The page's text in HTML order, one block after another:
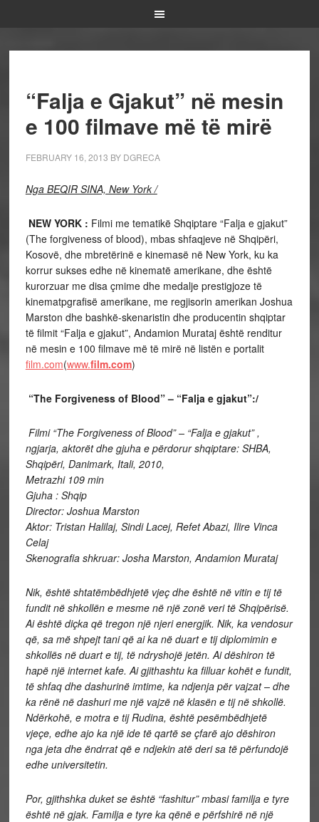
“Falja e Gjakut” në mesin
e 100 filmave më të mirë
FEBRUARY 16, 2013 BY DGRECA
Nga BEQIR SINA, New York /
NEW YORK : Filmi me tematikë Shqiptare “Falja e gjakut”
(The forgiveness of blood), mbas shfaqjeve në Shqipëri,
Kosovë, dhe mbretërinë e kinemasë në New York, ku ka
korrur sukses edhe në kinematë amerikane, dhe është
kurorzuar me disa çmime dhe medalje prestigjoze të
kinematpgrafisë amerikane, me regjisorin amerikan Joshua
Marston dhe bashkë-skenaristin dhe producentin shqiptar
të filmit “Falja e gjakut”, Andamion Murataj është renditur
në mesin e 100 filmave më të mirë në listën e portalit
film.com(www.film.com)
“The Forgiveness of Blood” – “Falja e gjakut”:/
Filmi “The Forgiveness of Blood” – “Falja e gjakut” ,
ngjarja, aktorët dhe gjuha e përdorur shqiptare: SHBA,
Shqipëri, Danimark, Itali, 2010,
Metrazhi 109 min
Gjuha : Shqip
Director: Joshua Marston
Aktor: Tristan Halilaj, Sindi Lacej, Refet Abazi, Ilire Vinca
Celaj
Skenografia shkruar: Josha Marston, Andamion Murataj
Nik, është shtatëmbëdhjetë vjeç dhe është në vitin e tij të
fundit në shkollën e mesme në një zonë veri të Shqipërisë.
Ai është diçka që tregon një njeri energjik. Nik, ka vendosur
që, sa më shpejt tani që ai ka në duart e tij diplomimin e
shkollës në duart e tij, të ndryshojë jetën. Ai dëshiron të
hapë një internet kafe. Ai gjithashtu ka filluar kohët e fundit,
të shfaq dhe dashurinë imtime, ka ndjenja për vajzat – dhe
ka rënë në dashuri me një vajzë në klasën e tij në shkollë.
Ndërkohë, e motra e tij Rudina, është pesëmbëdhjetë
vjeçe, edhe ajo ka një ide të qartë se çfarë ajo dëshiron
nga jeta dhe ëndrrat që e ndjekin atë deri sa të përfundojë
edhe universitetin.
Por, gjithshka duket se është “fashitur” mbasi familja e tyre
është në gjak. Familja e tyre ka qënë e përfshirë në një